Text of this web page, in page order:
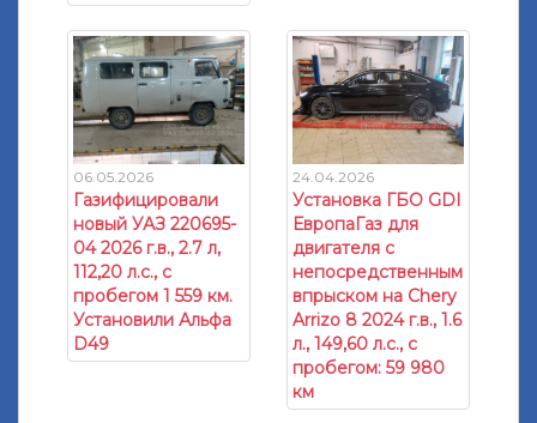
06.05.2026
Газифицировали
новый УАЗ 220695-
04 2026 г.в., 2.7 л,
112,20 л.с., с
пробегом 1 559 км.
Установили Альфа
D49
24.04.2026
Установка ГБО GDI
ЕвропаГаз для
двигателя с
непосредственным
впрыском на Chery
Arrizo 8 2024 г.в., 1.6
л., 149,60 л.с., с
пробегом: 59 980
км